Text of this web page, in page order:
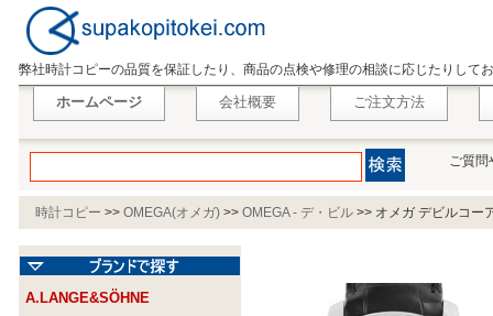
弊社時計コピーの品質を保証したり、商品の点検や修理の相談に応じたりして
ホームページ 会社概要 ご注文方法
ご質問
時計コピー >> OMEGA(オメガ) >> OMEGA - デ・ビル >> オメガ デビルコー
A.LANGE&SÖHNE